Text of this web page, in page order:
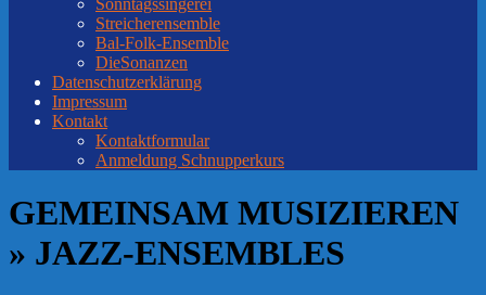
Sonntagssingerei
Streicherensemble
Bal-Folk-Ensemble
DieSonanzen
Datenschutzerklärung
Impressum
Kontakt
Kontaktformular
Anmeldung Schnupperkurs
GEMEINSAM MUSIZIEREN
» JAZZ-ENSEMBLES